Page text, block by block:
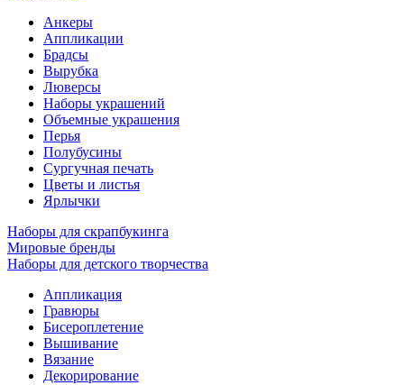
Анкеры
Аппликации
Брадсы
Вырубка
Люверсы
Наборы украшений
Объемные украшения
Перья
Полубусины
Сургучная печать
Цветы и листья
Ярлычки
Наборы для скрапбукинга
Мировые бренды
Наборы для детского творчества
Аппликация
Гравюры
Бисероплетение
Вышивание
Вязание
Декорирование